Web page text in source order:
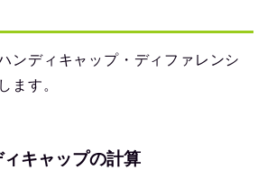
ンディキャップ・ディファレンシ
ます。
キャップの計算